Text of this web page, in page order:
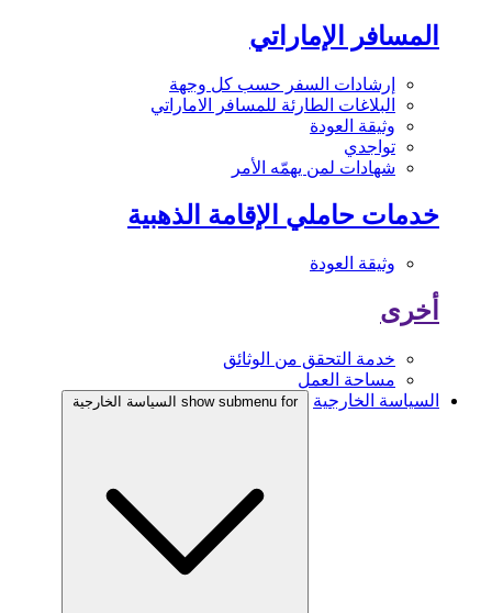
المسافر الإماراتي
إرشادات السفر حسب كل وجهة
البلاغات الطارئة للمسافر الاماراتي
وثيقة العودة
تواجدي
شهادات لمن يهمّه الأمر
خدمات حاملي الإقامة الذهبية
وثيقة العودة
أخرى
خدمة التحقق من الوثائق
مساحة العمل
السياسة الخارجية
show submenu for السياسة الخارجية